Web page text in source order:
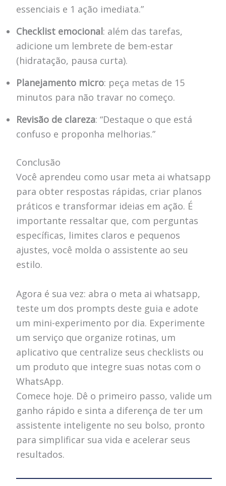
essenciais e 1 ação imediata.”
Checklist emocional: além das tarefas,
adicione um lembrete de bem-estar
(hidratação, pausa curta).
Planejamento micro: peça metas de 15
minutos para não travar no começo.
Revisão de clareza: “Destaque o que está
confuso e proponha melhorias.”
Conclusão
Você aprendeu como usar meta ai whatsapp
para obter respostas rápidas, criar planos
práticos e transformar ideias em ação. É
importante ressaltar que, com perguntas
específicas, limites claros e pequenos
ajustes, você molda o assistente ao seu
estilo.
Agora é sua vez: abra o meta ai whatsapp,
teste um dos prompts deste guia e adote
um mini-experimento por dia. Experimente
um serviço que organize rotinas, um
aplicativo que centralize seus checklists ou
um produto que integre suas notas com o
WhatsApp.
Comece hoje. Dê o primeiro passo, valide um
ganho rápido e sinta a diferença de ter um
assistente inteligente no seu bolso, pronto
para simplificar sua vida e acelerar seus
resultados.